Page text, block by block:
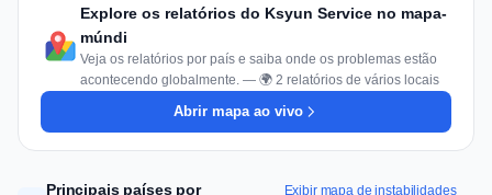
Explore os relatórios do Ksyun Service no mapa-
múndi
Veja os relatórios por país e saiba onde os problemas estão
acontecendo globalmente. — 🌍 2 relatórios de vários locais
Abrir mapa ao vivo
Principais países por Exibir mapa de instabilidades